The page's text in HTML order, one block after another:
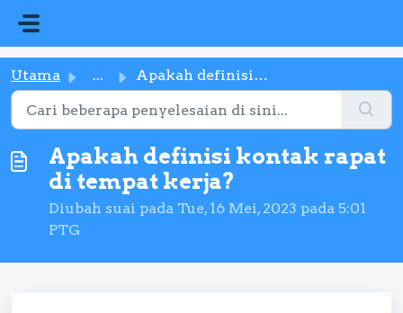
Utama ... Apakah definisi kontak rapat di tempat kerja?
Apakah definisi kontak rapat
di tempat kerja?
Diubah suai pada Tue, 16 Mei, 2023 pada 5:01
PTG